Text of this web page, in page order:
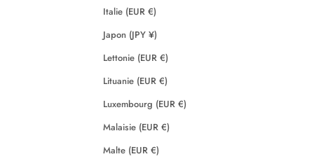
Italie (EUR €)
Japon (JPY ¥)
Lettonie (EUR €)
Lituanie (EUR €)
Luxembourg (EUR €)
Malaisie (EUR €)
Malte (EUR €)